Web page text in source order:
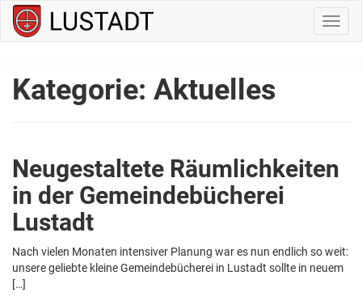
ein-/
Kategorie: Aktuelles
Neugestaltete Räumlichkeiten
in der Gemeindebücherei
Lustadt
Nach vielen Monaten intensiver Planung war es nun endlich so weit:
unsere geliebte kleine Gemeindebücherei in Lustadt sollte in neuem
[…]